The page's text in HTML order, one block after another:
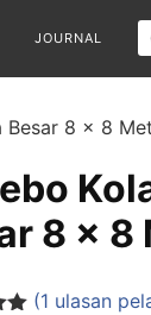
JOURNAL
Besar 8 x 8
8 x 8
(1 ulasan